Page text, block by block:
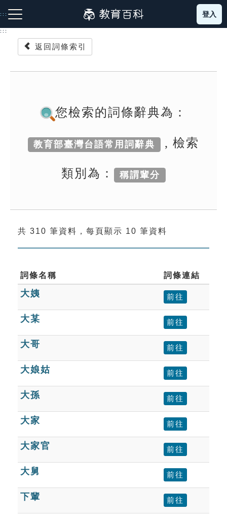
到
主
:::
成語故事
索引選單
單字索引
生命大百科索引
遊戲專區
教學應用
貓頭鷹博士
登入
:::
返回詞條索引
您檢索的詞條辭典為：
教育部臺灣台語常用詞辭典 , 檢索
類別為： 稱謂輩分
共 310 筆資料，每頁顯示 10 筆資料
詞條名稱 詞條連結
大姨 前往
大某 前往
大哥 前往
大娘姑 前往
大孫 前往
大家 前往
大家官 前往
大舅 前往
下輩 前往